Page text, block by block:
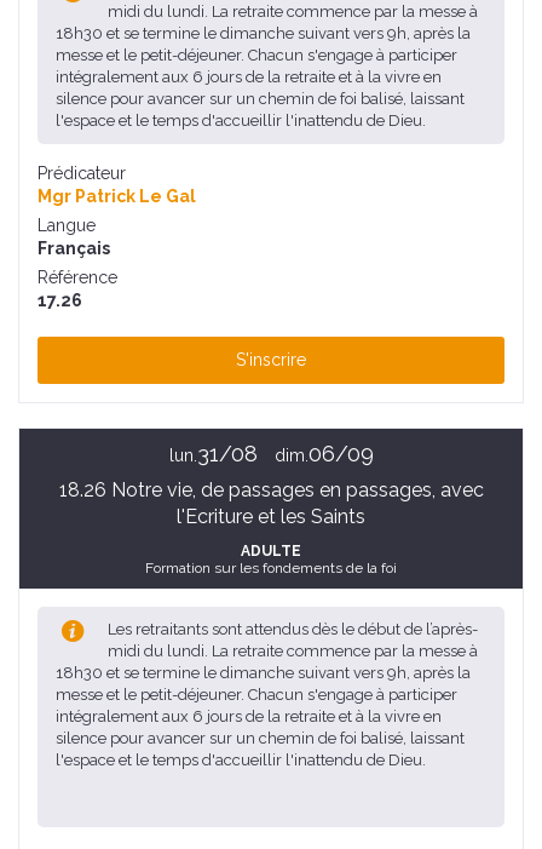
midi du lundi. La retraite commence par la messe à
18h30 et se termine le dimanche suivant vers 9h, après la
messe et le petit-déjeuner. Chacun s'engage à participer
intégralement aux 6 jours de la retraite et à la vivre en
silence pour avancer sur un chemin de foi balisé, laissant
l'espace et le temps d'accueillir l'inattendu de Dieu.
Prédicateur
Mgr Patrick Le Gal
Langue
Français
Référence
17.26
S'inscrire
lun. 31/08 dim. 06/09
18.26 Notre vie, de passages en passages, avec
l'Ecriture et les Saints
ADULTE
Formation sur les fondements de la foi
Les retraitants sont attendus dès le début de l’après-
midi du lundi. La retraite commence par la messe à
18h30 et se termine le dimanche suivant vers 9h, après la
messe et le petit-déjeuner. Chacun s'engage à participer
intégralement aux 6 jours de la retraite et à la vivre en
silence pour avancer sur un chemin de foi balisé, laissant
l'espace et le temps d'accueillir l'inattendu de Dieu.